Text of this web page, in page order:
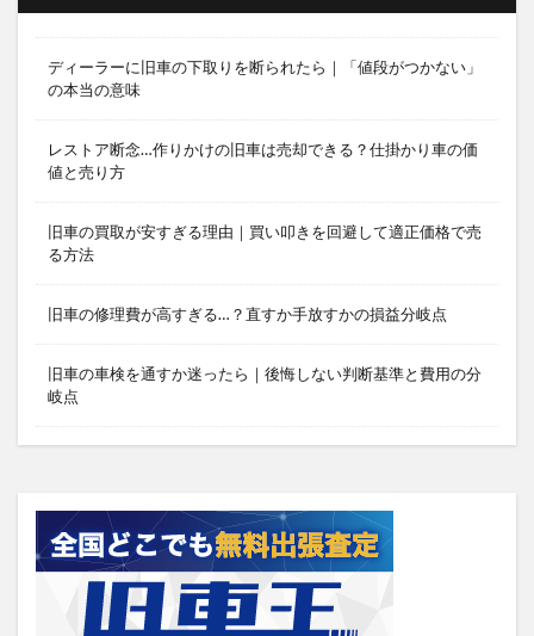
ディーラーに旧車の下取りを断られたら｜「値段がつかない」
の本当の意味
レストア断念…作りかけの旧車は売却できる？仕掛かり車の価
値と売り方
旧車の買取が安すぎる理由｜買い叩きを回避して適正価格で売
る方法
旧車の修理費が高すぎる…？直すか手放すかの損益分岐点
旧車の車検を通すか迷ったら｜後悔しない判断基準と費用の分
岐点